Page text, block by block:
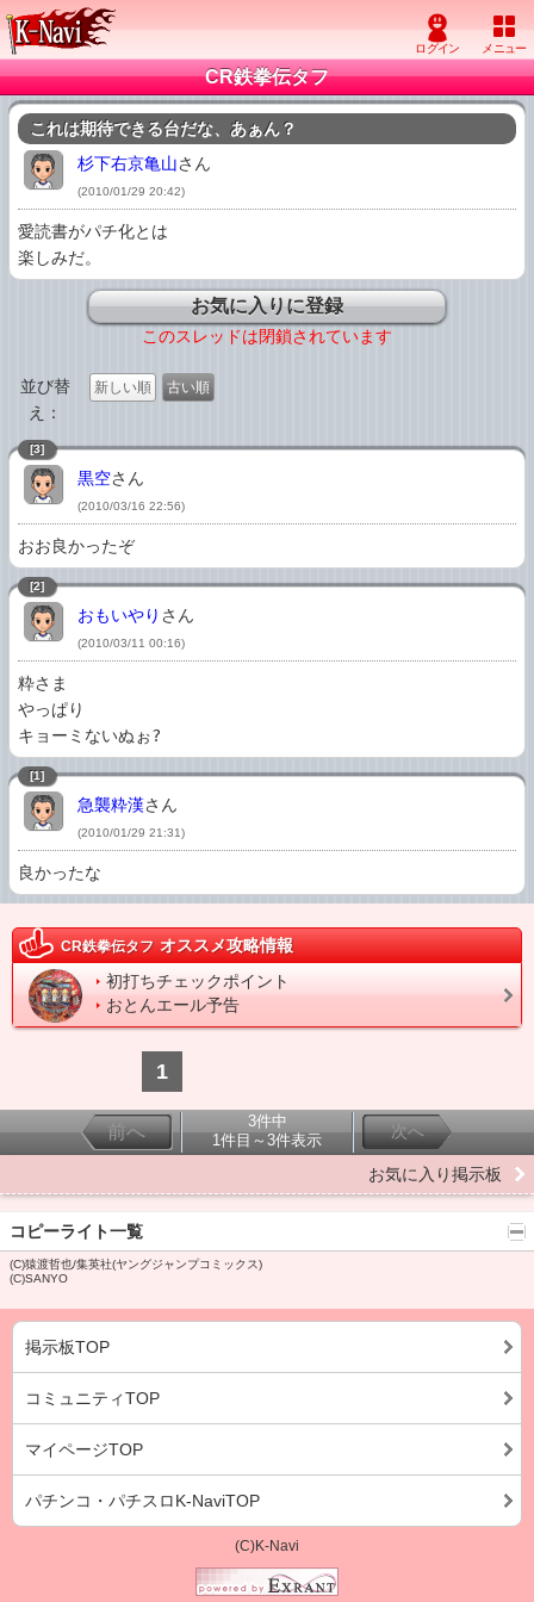
CR鉄拳伝タフ
これは期待できる台だな、あぁん？
杉下右京亀山さん
(2010/01/29 20:42)
愛読書がパチ化とは
楽しみだ。
お気に入りに登録
このスレッドは閉鎖されています
並び替
え：
新しい順 古い順
[3]
黒空さん
(2010/03/16 22:56)
おお良かったぞ
[2]
おもいやり さん
(2010/03/11 00:16)
粋さま
やっぱり
キョーミないぬぉ?
[1]
急襲粋漢さん
(2010/01/29 21:31)
良かったな
CR鉄拳伝タフ オススメ攻略情報
初打ちチェックポイント
おとんエール予告
1
前へ
3件中
1件目～3件表示
次へ
お気に入り掲示板
コピーライト一覧
(C)猿渡哲也/集英社(ヤングジャンプコミックス)
(C)SANYO
掲示板TOP
コミュニティTOP
マイページTOP
パチンコ・パチスロK-NaviTOP
(C)K-Navi